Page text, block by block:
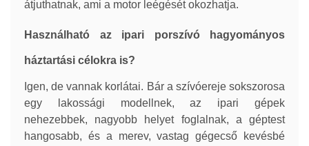
átjuthatnak, ami a motor leégését okozhatja.
Használható az ipari porszívó hagyományos
háztartási célokra is?
Igen, de vannak korlátai. Bár a szívóereje sokszorosa
egy lakossági modellnek, az ipari gépek
nehezebbek, nagyobb helyet foglalnak, a géptest
hangosabb, és a merev, vastag gégecső kevésbé